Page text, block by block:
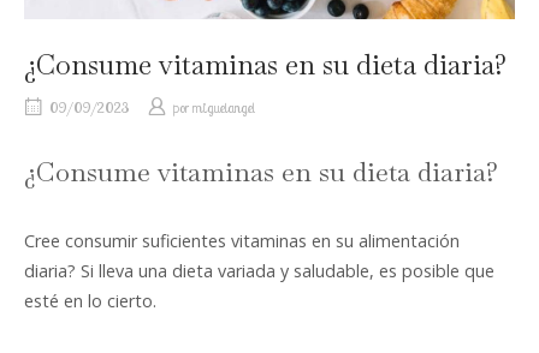
¿Consume vitaminas en su dieta diaria?
09/09/2023 por miguelangel
¿Consume vitaminas en su dieta diaria?
Cree consumir suficientes vitaminas en su alimentación
diaria? Si lleva una dieta variada y saludable, es posible que
esté en lo cierto.